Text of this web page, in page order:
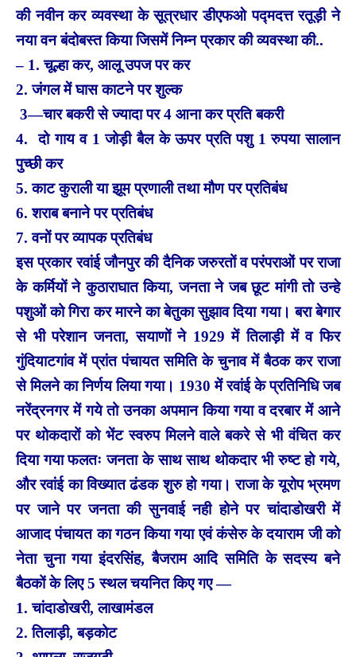
की नवीन कर व्यवस्था के सूत्रधार डीएफओ पद्मदत्त रतूड़ी ने
नया वन बंदोबस्त किया जिसमें निम्न प्रकार की व्यवस्था की..
– 1. चूल्हा कर, आलू उपज पर कर
2. जंगल में घास काटने पर शुल्क
3—चार बकरी से ज्यादा पर 4 आना कर प्रति बकरी
4. दो गाय व 1 जोड़ी बैल के ऊपर प्रति पशु 1 रुपया सालान
पुच्छी कर
5. काट कुराली या झूम प्रणाली तथा मौण पर प्रतिबंध
6. शराब बनाने पर प्रतिबंध
7. वनों पर व्यापक प्रतिबंध
इस प्रकार रवांई जौनपुर की दैनिक जरुरतों व परंपराओं पर राजा
के कर्मियों ने कुठाराघात किया, जनता ने जब छूट मांगी तो उन्हे
पशुओं को गिरा कर मारने का बेतुका सुझाव दिया गया। बरा बेगार
से भी परेशान जनता, सयाणों ने 1929 में तिलाड़ी में व फिर
गुंदियाटगांव में प्रांत पंचायत समिति के चुनाव में बैठक कर राजा
से मिलने का निर्णय लिया गया। 1930 में रवांई के प्रतिनिधि जब
नरेंद्रनगर में गये तो उनका अपमान किया गया व दरबार में आने
पर थोकदारों को भेंट स्वरुप मिलने वाले बकरे से भी वंचित कर
दिया गया फलतः जनता के साथ साथ थोकदार भी रुष्ट हो गये,
और रवांई का विख्यात ढंडक शुरु हो गया। राजा के यूरोप भ्रमण
पर जाने पर जनता की सुनवाई नही होने पर चांदाडोखरी में
आजाद पंचायत का गठन किया गया एवं कंसेरु के दयाराम जी को
नेता चुना गया इंदरसिंह, बैजराम आदि समिति के सदस्य बने
बैठकों के लिए 5 स्थल चयनित किए गए —
1. चांदाडोखरी, लाखामंडल
2. तिलाड़ी, बड़कोट